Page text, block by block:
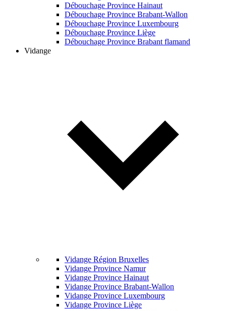
Débouchage Province Hainaut
Débouchage Province Brabant-Wallon
Débouchage Province Luxembourg
Débouchage Province Liège
Débouchage Province Brabant flamand
Vidange
Vidange Région Bruxelles
Vidange Province Namur
Vidange Province Hainaut
Vidange Province Brabant-Wallon
Vidange Province Luxembourg
Vidange Province Liège